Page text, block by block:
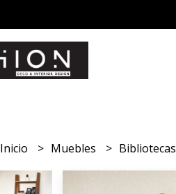
Inicio Muebles Bibliotecas